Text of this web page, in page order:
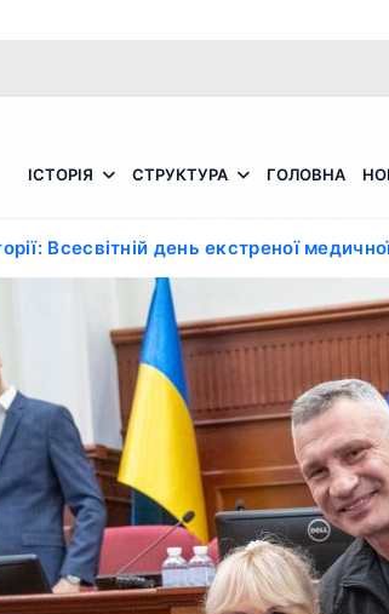
ІСТОРІЯ СТРУКТУРА ГОЛОВНА
Всесвітній день екстреної